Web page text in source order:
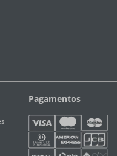
Pagamentos